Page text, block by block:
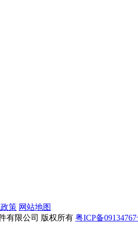
策 网站地图
有限公司 版权所有 粤ICP备